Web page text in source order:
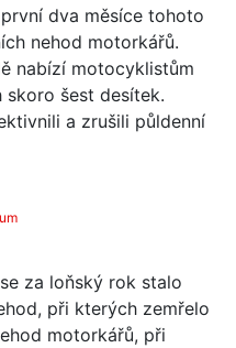
dva měsíce tohoto
nehod motorkářů.
nabízí motocyklistům
skoro šest desítek.
a zrušili půldenní
za loňský rok stalo
při kterých zemřelo
motorkářů, při